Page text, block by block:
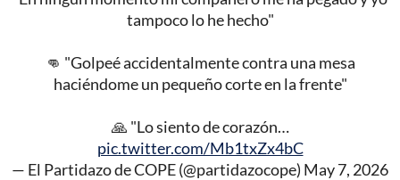
tampoco lo he hecho"
👊 "Golpeé accidentalmente contra una mesa
haciéndome un pequeño corte en la frente"
🙏 "Lo siento de corazón…
pic.twitter.com/Mb1txZx4bC
— El Partidazo de COPE (@partidazocope) May 7, 2026